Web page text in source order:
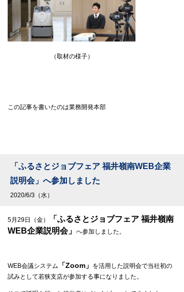
（取材の様子）
この記事を書いたのは業務開発本部
「ふるさとジョブフェア 福井嶺南WEB企業
説明会」へ参加しました
2020/6/3（水）
5月29日（金）
「ふるさとジョブフェア 福井嶺南
WEB企業説明会」 へ参加しました。
WEB会議システム 「Zoom」 を活用した説明会で当社初の
試みとして若狭支店が参加する事になりました。